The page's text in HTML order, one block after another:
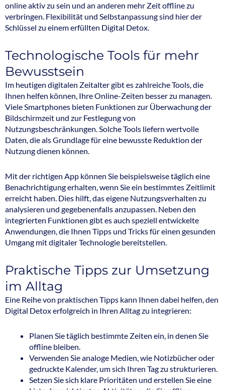
online aktiv zu sein und an anderen mehr Zeit offline zu
verbringen. Flexibilität und Selbstanpassung sind hier der
Schlüssel zu einem erfüllten Digital Detox.
Technologische Tools für mehr
Bewusstsein
Im heutigen digitalen Zeitalter gibt es zahlreiche Tools, die
Ihnen helfen können, Ihre Online-Zeiten besser zu managen.
Viele Smartphones bieten Funktionen zur Überwachung der
Bildschirmzeit und zur Festlegung von
Nutzungsbeschränkungen. Solche Tools liefern wertvolle
Daten, die als Grundlage für eine bewusste Reduktion der
Nutzung dienen können.
Mit der richtigen App können Sie beispielsweise täglich eine
Benachrichtigung erhalten, wenn Sie ein bestimmtes Zeitlimit
erreicht haben. Dies hilft, das eigene Nutzungsverhalten zu
analysieren und gegebenenfalls anzupassen. Neben den
integrierten Funktionen gibt es auch speziell entwickelte
Anwendungen, die Ihnen Tipps und Tricks für einen gesunden
Umgang mit digitaler Technologie bereitstellen.
Praktische Tipps zur Umsetzung
im Alltag
Eine Reihe von praktischen Tipps kann Ihnen dabei helfen, den
Digital Detox erfolgreich in Ihren Alltag zu integrieren:
Planen Sie täglich bestimmte Zeiten ein, in denen Sie
offline bleiben.
Verwenden Sie analoge Medien, wie Notizbücher oder
gedruckte Kalender, um sich Ihren Tag zu strukturieren.
Setzen Sie sich klare Prioritäten und erstellen Sie eine